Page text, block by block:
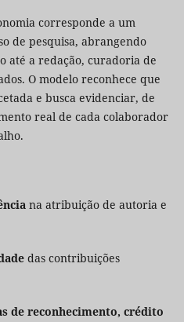
corresponde a um
de pesquisa, abrangendo
até a redação, curadoria de
O modelo reconhece que
e busca evidenciar, de
real de cada colaborador
na atribuição de autoria e
das contribuições
de reconhecimento, crédito